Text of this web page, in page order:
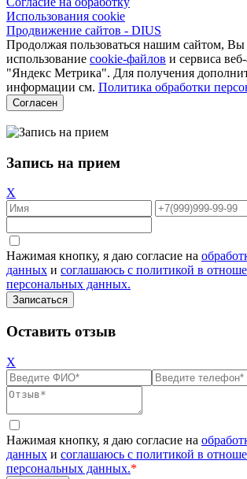
Использования cookie
Продвижение сайтов - DIUS
Продолжая пользоваться нашим сайтом, Вы
использование cookie-файлов и сервиса
"Яндекс Метрика". Для получения
информации см. Политика обработки
Согласен
Запись на прием
X
Нажимая кнопку, я даю согласие на
данных и соглашаюсь с политикой в
персональных данных.
Оставить отзыв
X
Нажимая кнопку, я даю согласие на
данных и соглашаюсь с политикой в
персональных данных.*